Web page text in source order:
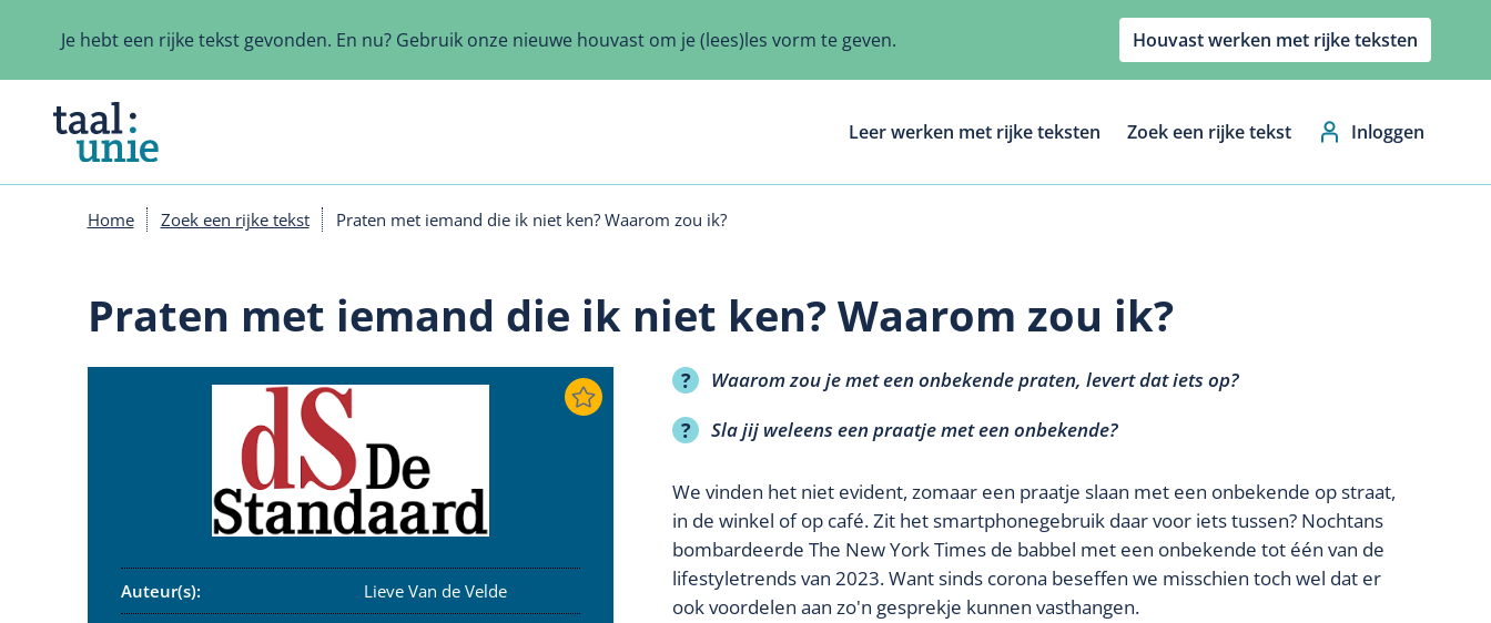
inhoud
Je hebt een rijke tekst gevonden. En nu? Gebruik onze nieuwe houvast om je (lees)les vorm te geven. Houvast werken met rijke teksten
Leer werken met rijke teksten Zoek een rijke tekst Inloggen
Home Zoek een rijke tekst Praten met iemand die ik niet ken? Waarom zou ik?
Praten met iemand die ik niet ken? Waarom zou ik?
Auteur(s): Lieve Van de Velde
Waarom zou je met een onbekende praten, levert dat iets op?
Sla jij weleens een praatje met een onbekende?
We vinden het niet evident, zomaar een praatje slaan met een onbekende op straat,
in de winkel of op café. Zit het smartphonegebruik daar voor iets tussen? Nochtans
bombardeerde The New York Times de babbel met een onbekende tot één van de
lifestyletrends van 2023. Want sinds corona beseffen we misschien toch wel dat er
ook voordelen aan zo'n gesprekje kunnen vasthangen.